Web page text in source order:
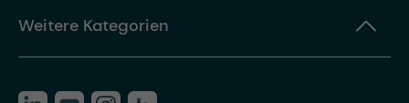
Weitere Kategorien